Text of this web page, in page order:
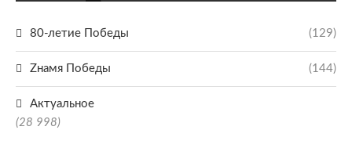
80-летие Победы (129)
Zнамя Победы (144)
Актуальное
(28 998)